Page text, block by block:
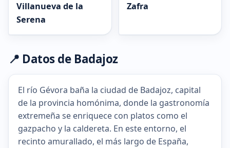
Villanueva de la
Serena
Zafra
📍 Datos de Badajoz
El río Gévora baña la ciudad de Badajoz, capital
de la provincia homónima, donde la gastronomía
extremeña se enriquece con platos como el
gazpacho y la caldereta. En este entorno, el
recinto amurallado, el más largo de España,